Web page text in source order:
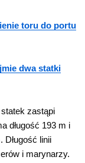
toru do portu
dwa statki
zastąpi
długość 193 m i
linii
i marynarzy.